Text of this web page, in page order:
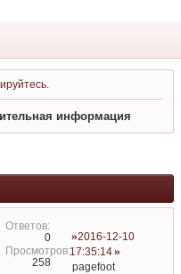
информация
0
258
2016-12-10
17:35:14
pagefoot